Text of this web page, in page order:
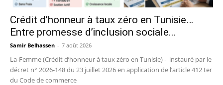
Crédit d’honneur à taux zéro en Tunisie…
Entre promesse d’inclusion sociale...
Samir Belhassen - 7 août 2026
La-Femme (Crédit d’honneur à taux zéro en Tunisie) - instauré par le
décret n° 2026-148 du 23 juillet 2026 en application de l’article 412 ter
du Code de commerce